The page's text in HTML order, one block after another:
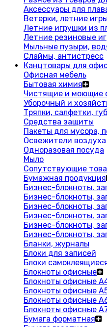
Аксессуары для
Ветерки, летние игры
Летние игрушки из
Летние резиновые
Мыльные пузыри,
Слаймы, антистресс
Канцтовары для
Офисная мебель
Бытовая химия
Чистящие и моющие
Уборочный и
Тряпки, салфетки,
Средства защиты
Пакеты для мусора,
Освежители воздуха
Одноразовая посуда
Мыло
Сопутствующие
Бумажная продукция
Бизнес-блокноты,
Бизнес-блокноты,
Бизнес-блокноты,
Бизнес-блокноты,
Бизнес-блокноты,
Бизнес-блокноты,
Бланки, журналы
Блоки для записей
Блоки
Блокноты офисные
Блокноты офисные
Блокноты офисные
Блокноты офисные
Блокноты офисные
Бумага форматная